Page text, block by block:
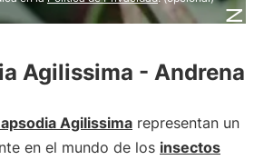
Agilissima - Andrena
Agilissima representan un
en el mundo de los insectos